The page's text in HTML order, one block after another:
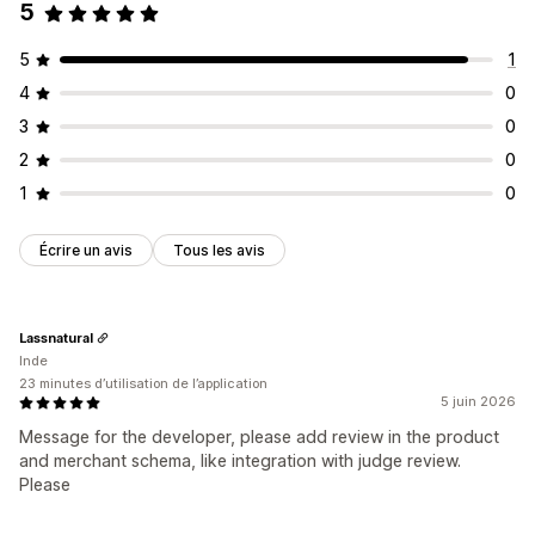
5
5
1
4
0
3
0
2
0
1
0
Écrire un avis Tous les avis
5 juin 2026
Message for the developer, please add review in the product
and merchant schema, like integration with judge review.
Please
Lassnatural
Inde
23 minutes d’utilisation de l’application